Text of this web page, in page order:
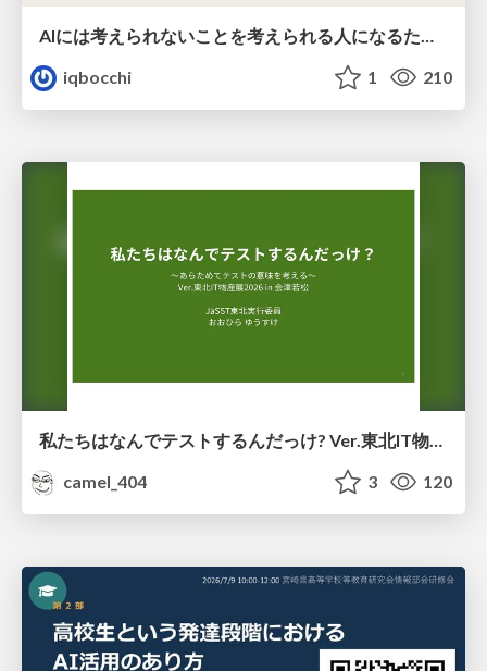
AIには考えられないことを考えられる人になるために
iqbocchi
1 210
私たちはなんでテストするんだっけ? Ver.東北IT物産展2026 in 会津若松
camel_404
3 120